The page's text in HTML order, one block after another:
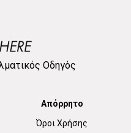
Οδηγός
Απόρρητο
Όροι Χρήσης